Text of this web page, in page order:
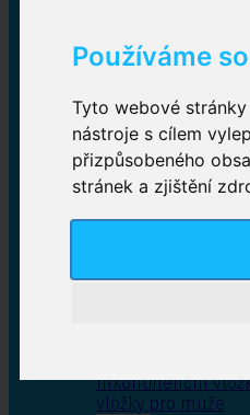
Používáme
Tyto webové
nástroje s cílem
přizpůsobeného
stránek a zjištění
Bylinky
Plenkové kalhotky
zalepovací,
Inkontinenční
Inkontinenční
vložky pro muže